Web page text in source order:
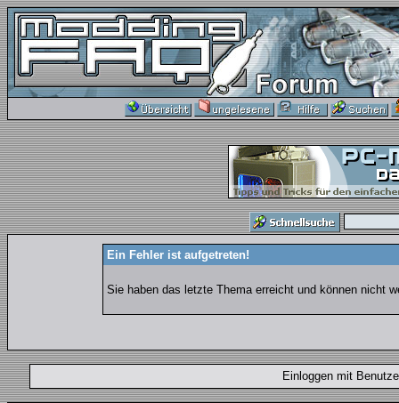
Ein Fehler ist aufgetreten!
Sie haben das letzte Thema erreicht und können nicht
Einloggen mit